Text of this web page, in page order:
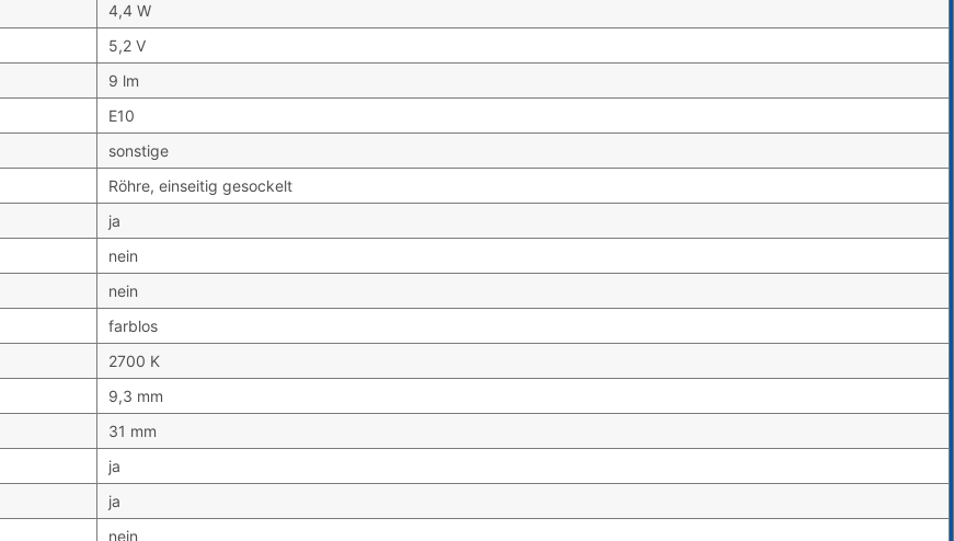
4,4 W
5,2 V
9 lm
E10
sonstige
Röhre, einseitig gesockelt
ja
nein
nein
farblos
2700 K
9,3 mm
31 mm
ja
ja
nein